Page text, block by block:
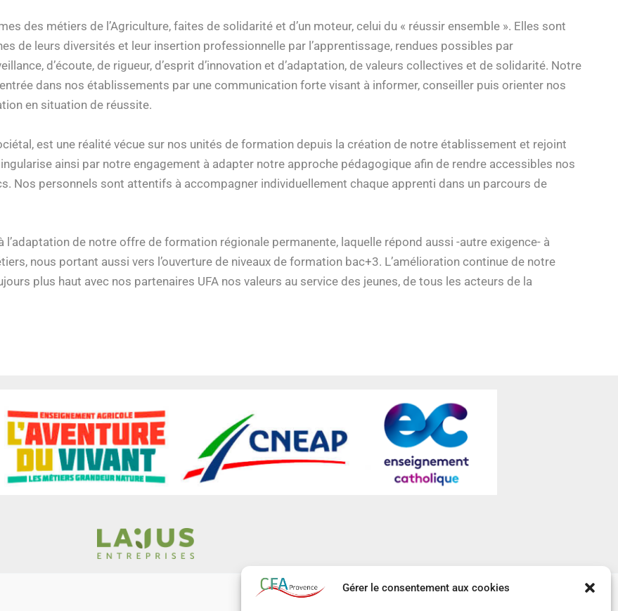
Gérer le consentement aux cookies
des métiers de l’Agriculture, faites de solidarité et d’un moteur, celui du « réussir ensemble ». Elles sont
de leurs diversités et leur insertion professionnelle par l’apprentissage, rendues possibles par
d’écoute, de rigueur, d’esprit d’innovation et d’adaptation, de valeurs collectives et de solidarité. Notre
dans nos établissements par une communication forte visant à informer, conseiller puis orienter nos
en situation de réussite.
est une réalité vécue sur nos unités de formation depuis la création de notre établissement et rejoint
ainsi par notre engagement à adapter notre approche pédagogique afin de rendre accessibles nos
Nos personnels sont attentifs à accompagner individuellement chaque apprenti dans un parcours de
de notre offre de formation régionale permanente, laquelle répond aussi -autre exigence- à
nous portant aussi vers l’ouverture de niveaux de formation bac+3. L’amélioration continue de notre
plus haut avec nos partenaires UFA nos valeurs au service des jeunes, de tous les acteurs de la